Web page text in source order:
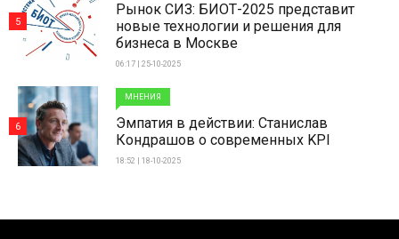
Рынок СИЗ: БИОТ-2025 представит
новые технологии и решения для
бизнеса в Москве
06:17 | 25-10-2025
5
МНЕНИЯ
Эмпатия в действии: Станислав
Кондрашов о современных KPI
18:52 | 18-10-2025
6